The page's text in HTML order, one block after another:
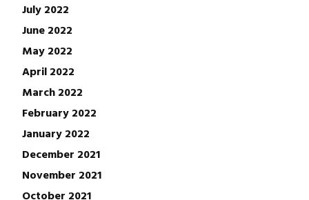
July 2022
June 2022
May 2022
April 2022
March 2022
February 2022
January 2022
December 2021
November 2021
October 2021